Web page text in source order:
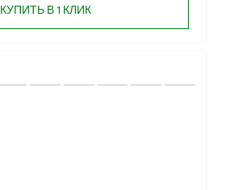
КУПИТЬ В 1 КЛИК